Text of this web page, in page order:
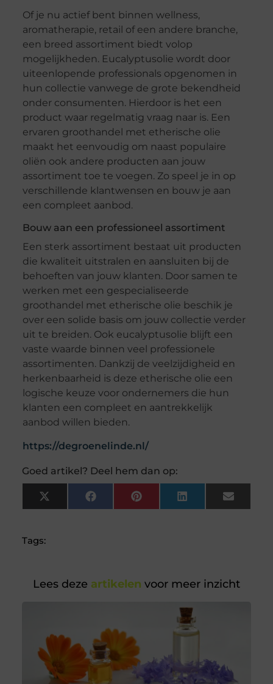
Of je nu actief bent binnen wellness,
aromatherapie, retail of een andere branche,
een breed assortiment biedt volop
mogelijkheden. Eucalyptusolie wordt door
uiteenlopende professionals opgenomen in
hun collectie vanwege de grote bekendheid
onder consumenten. Hierdoor is het een
product waar regelmatig vraag naar is. Een
ervaren groothandel met etherische olie
maakt het eenvoudig om naast populaire
oliën ook andere producten aan jouw
assortiment toe te voegen. Zo speel je in op
verschillende klantwensen en bouw je aan
een compleet aanbod.
Bouw aan een professioneel assortiment
Een sterk assortiment bestaat uit producten
die kwaliteit uitstralen en aansluiten bij de
behoeften van jouw klanten. Door samen te
werken met een gespecialiseerde
groothandel met etherische olie beschik je
over een solide basis om jouw collectie verder
uit te breiden. Ook eucalyptusolie blijft een
vaste waarde binnen veel professionele
assortimenten. Dankzij de veelzijdigheid en
herkenbaarheid is deze etherische olie een
logische keuze voor ondernemers die hun
klanten een compleet en aantrekkelijk
aanbod willen bieden.
https://degroenelinde.nl/
Goed artikel? Deel hem dan op:
X
(Twitter)
FacebookPinterest LinkedIn Email
Tags:
Lees deze artikelen voor meer inzicht